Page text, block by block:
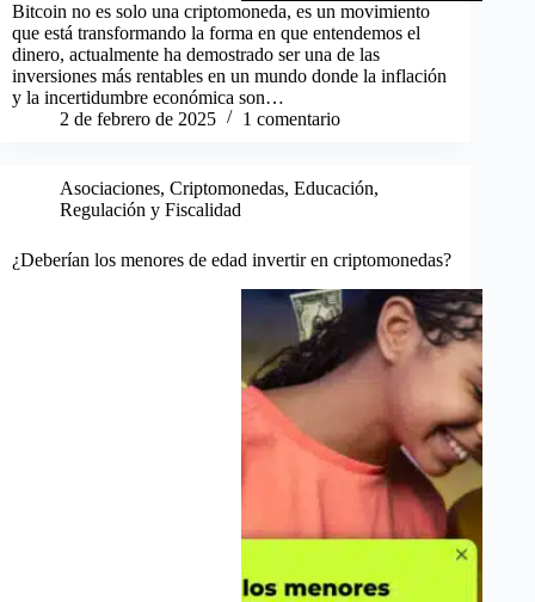
Bitcoin no es solo una criptomoneda, es un movimiento
que está transformando la forma en que entendemos el
dinero, actualmente ha demostrado ser una de las
inversiones más rentables en un mundo donde la inflación
y la incertidumbre económica son…
2 de febrero de 2025
1 comentario
Asociaciones, Criptomonedas, Educación,
Regulación y Fiscalidad
¿Deberían los menores de edad invertir en criptomonedas?